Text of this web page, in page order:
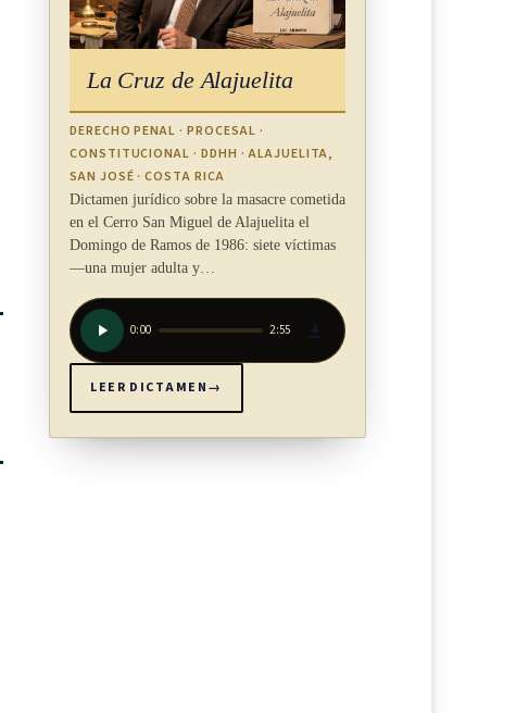
La Cruz de Alajuelita
DERECHO PENAL · PROCESAL ·
CONSTITUCIONAL · DDHH · ALAJUELITA,
SAN JOSÉ · COSTA RICA
Dictamen jurídico sobre la masacre cometida
en el Cerro San Miguel de Alajuelita el
Domingo de Ramos de 1986: siete víctimas
—una mujer adulta y…
0:00 2:55
LEER DICTAMEN→